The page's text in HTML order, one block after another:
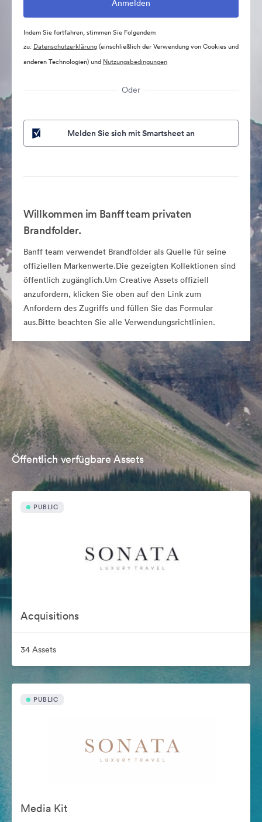
Indem Sie fortfahren, stimmen Sie Folgendem
zu: Datenschutzerklärung(einschließlich der Verwendung von Cookies und
anderen Technologien) und Nutzungsbedingungen
Oder
Melden Sie sich mit Smartsheet an
Willkommen im Banff team privaten
Brandfolder.
Banff team verwendet Brandfolder als Quelle für seine
offiziellen Markenwerte.Die gezeigten Kollektionen sind
öffentlich zugänglich.Um Creative Assets offiziell
anzufordern, klicken Sie oben auf den Link zum
Anfordern des Zugriffs und füllen Sie das Formular
aus.Bitte beachten Sie alle Verwendungsrichtlinien.
Öffentlich verfügbare Assets
PUBLIC
Acquisitions
34 Assets
PUBLIC
Media Kit